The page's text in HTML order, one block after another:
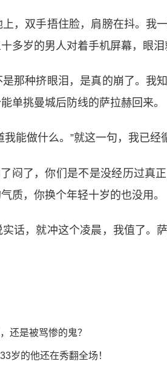
，双手捂住脸，肩膀在抖。我
多岁的男人对着手机屏幕，眼泪
那种挤眼泪，是真的崩了。我
单挑曼城后防线的萨拉赫回来。
能做什么。”就这一句，我已经
闷了，你们是不是没经历过真
质，你换个年轻十岁的也没用。
话，就冲这个凌晨，我值了。
还是被骂惨的鬼？
岁的他还在秀翻全场！